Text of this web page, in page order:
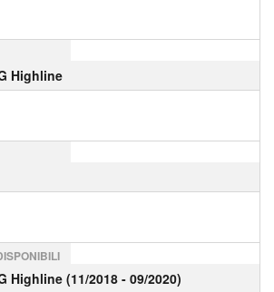
Highline
Highline (11/2018 - 09/2020)